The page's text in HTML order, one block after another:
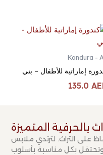
Kandura -
إماراتية للأطفال – بني
135.0
بالحرفية المتميزة​
على التراث. لترتدي ملابس
بكل مناسبة بأسلوب